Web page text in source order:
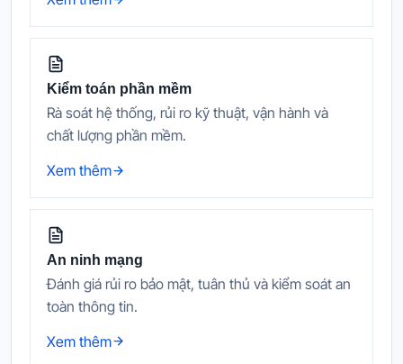
Kiểm toán phần mềm
Rà soát hệ thống, rủi ro kỹ thuật, vận hành và
chất lượng phần mềm.
Xem thêm
An ninh mạng
Đánh giá rủi ro bảo mật, tuân thủ và kiểm soát an
toàn thông tin.
Xem thêm